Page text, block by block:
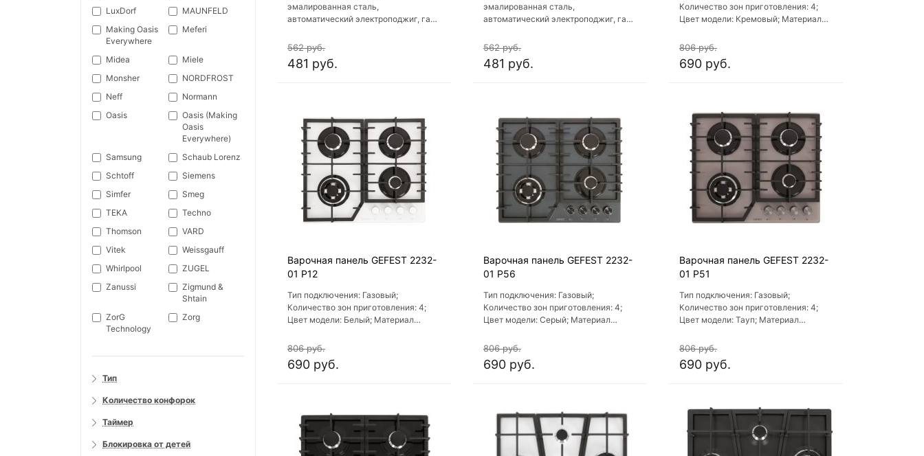
LuxDorf
MAUNFELD
Making Oasis
Everywhere
Meferi
Midea
Miele
Monsher
NORDFROST
Neff
Normann
Oasis
Oasis (Making
Oasis
Everywhere)
Samsung
Schaub Lorenz
Schtoff
Siemens
Simfer
Smeg
TEKA
Techno
Thomson
VARD
Vitek
Weissgauff
Whirlpool
ZUGEL
Zanussi
Zigmund &
Shtain
ZorG
Technology
Zorg
Тип
Количество конфорок
Таймер
Блокировка от детей
эмалированная сталь,
автоматический электроподжиг, газ-
независимая установка, размеры
(ШхГ): 60x51.5 см
562 руб.
481 руб.
эмалированная сталь,
автоматический электроподжиг, газ-
независимая установка, размеры
(ШхГ): 60x51.5 см
562 руб.
481 руб.
Количество зон приготовления: 4;
Цвет модели: Кремовый; Материал
Материал решеток варочной
поверхности: Чугун
806 руб.
690 руб.
Варочная панель GEFEST 2232-
01 Р12
Тип подключения: Газовый;
Количество зон приготовления: 4;
Цвет модели: Белый; Материал
Материал решеток варочной
поверхности: Чугун
806 руб.
690 руб.
Варочная панель GEFEST 2232-
01 Р56
Тип подключения: Газовый;
Количество зон приготовления: 4;
Цвет модели: Серый; Материал
Материал решеток варочной
поверхности: Чугун
806 руб.
690 руб.
Варочная панель GEFEST 2232-
01 Р51
Тип подключения: Газовый;
Количество зон приготовления: 4;
Цвет модели: Тауп; Материал
Материал решеток варочной
поверхности: Чугун
806 руб.
690 руб.